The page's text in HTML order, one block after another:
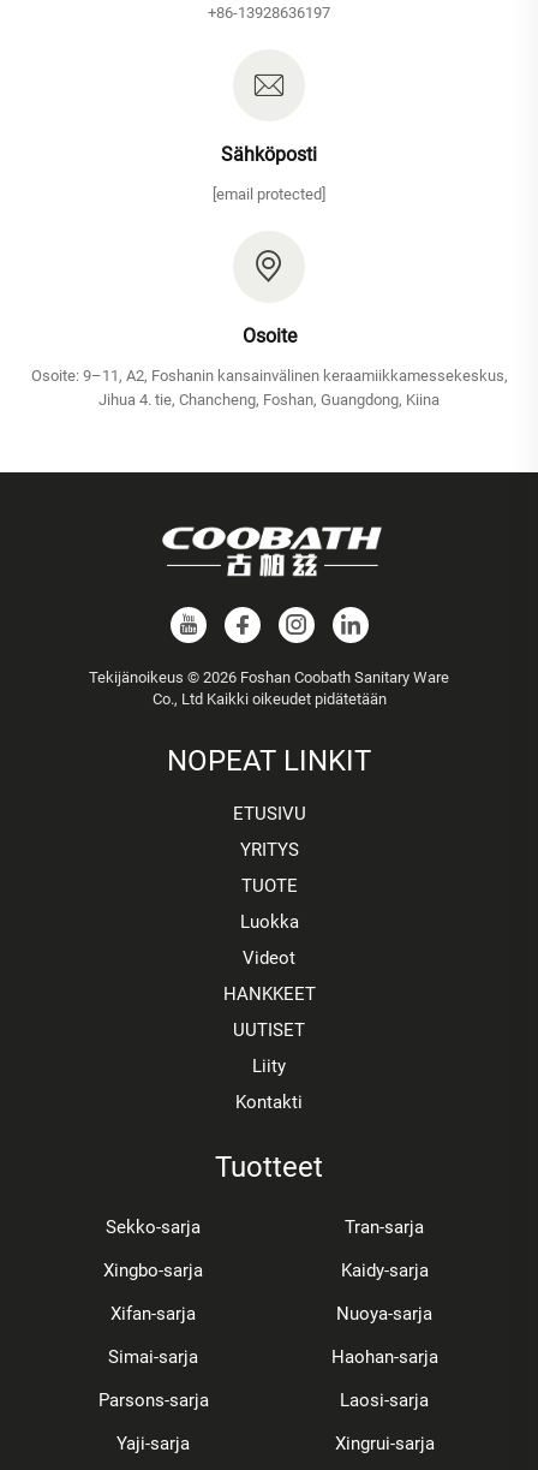
+86-13928636197
Sähköposti
[email protected]
Osoite
Osoite: 9–11, A2, Foshanin kansainvälinen keraamiikkamessekeskus,
Jihua 4. tie, Chancheng, Foshan, Guangdong, Kiina
Tekijänoikeus © 2026 Foshan Coobath Sanitary Ware
Co., Ltd Kaikki oikeudet pidätetään
NOPEAT LINKIT
ETUSIVU
YRITYS
TUOTE
Luokka
Videot
HANKKEET
UUTISET
Liity
Kontakti
Tuotteet
Sekko-sarja
Tran-sarja
Xingbo-sarja
Kaidy-sarja
Xifan-sarja
Nuoya-sarja
Simai-sarja
Haohan-sarja
Parsons-sarja
Laosi-sarja
Yaji-sarja
Xingrui-sarja